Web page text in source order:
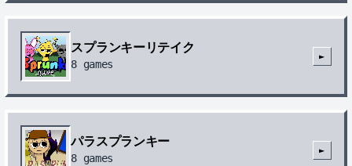
スプランキーリテイク
8 games
►
パラスプランキー
8 games
►